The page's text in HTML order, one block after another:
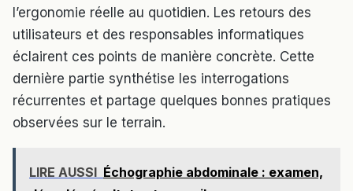
l’ergonomie réelle au quotidien. Les retours des
utilisateurs et des responsables informatiques
éclairent ces points de manière concrète. Cette
dernière partie synthétise les interrogations
récurrentes et partage quelques bonnes pratiques
observées sur le terrain.
LIRE AUSSI Échographie abdominale : examen,